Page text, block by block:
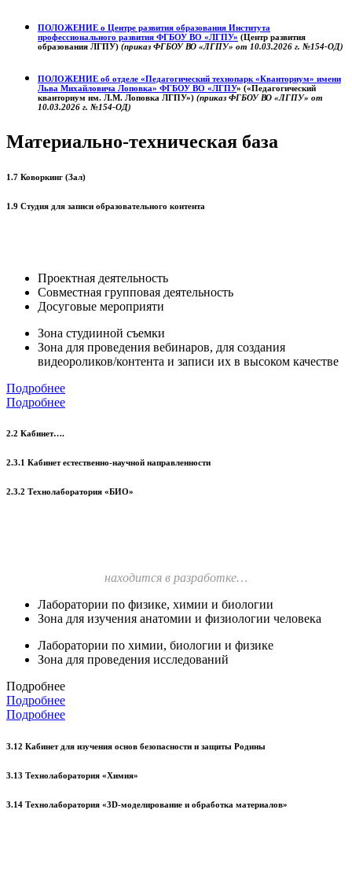
ПОЛОЖЕНИЕ о Центре развития образования Института
профессионального развития ФГБОУ ВО «ЛГПУ» (Центр развития
образования ЛГПУ) (приказ ФГБОУ ВО «ЛГПУ» от 10.03.2026 г. №154-ОД)
ПОЛОЖЕНИЕ об отделе «Педагогический технопарк «Кванториум» имени
Льва Михайловича Лоповка» ФГБОУ ВО «ЛГПУ» («Педагогический
кванториум им. Л.М. Лоповка ЛГПУ») (приказ ФГБОУ ВО «ЛГПУ» от
10.03.2026 г. №154-ОД)
Материально-техническая база
1.7 Коворкинг (Зал)
1.9 Студия для записи образовательного контента
Проектная деятельность
Совместная групповая деятельность
Досуговые мероприяти
Зона студииной съемки
Зона для проведения вебинаров, для создания
видеороликов/контента и записи их в высоком качестве
Подробнее
Подробнее
2.2 Кабинет….
2.3.1 Кабинет естественно-научной направленности
2.3.2 Технолаборатория «БИО»
находится в разработке…
Лаборатории по физике, химии и биологии
Зона для изучения анатомии и физиологии человека
Лаборатории по химии, биологии и физике
Зона для проведения исследований
Подробнее
Подробнее
Подробнее
3.12 Кабинет для изучения основ безопасности и защиты Родины
3.13 Технолаборатория «Химия»
3.14 Технолаборатория «3D-моделирование и обработка материалов»